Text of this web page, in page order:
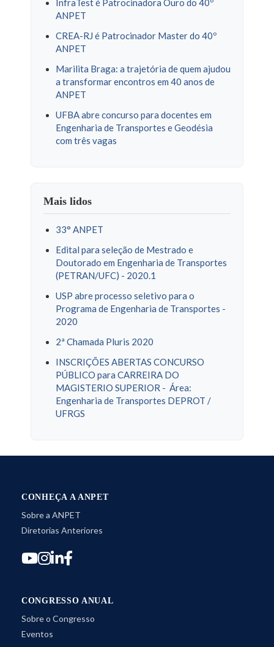
InfraTest é Patrocinadora Ouro do 40º
ANPET
CREA-RJ é Patrocinador Master do 40º
ANPET
Marilita Braga: a trajetória de quem ajudou
a transformar encontros em 40 anos de
ANPET
UFBA abre concurso para docentes em
Engenharia de Transportes e Geodésia
com três vagas
Mais lidos
33° ANPET
Edital para seleção de Mestrado e
Doutorado em Engenharia de Transportes
(PETRAN/UFC) - 2020.1
USP abre processo seletivo para o
Programa de Engenharia de Transportes -
2020
2ª Chamada Pluris 2020
INSCRIÇÕES ABERTAS CONCURSO
PÚBLICO para CARREIRA DO
MAGISTERIO SUPERIOR - Área:
Engenharia de Transportes DEPROT /
UFRGS
CONHEÇA A ANPET
Sobre a ANPET
Diretorias Anteriores
CONGRESSO ANUAL
Sobre o Congresso
Eventos